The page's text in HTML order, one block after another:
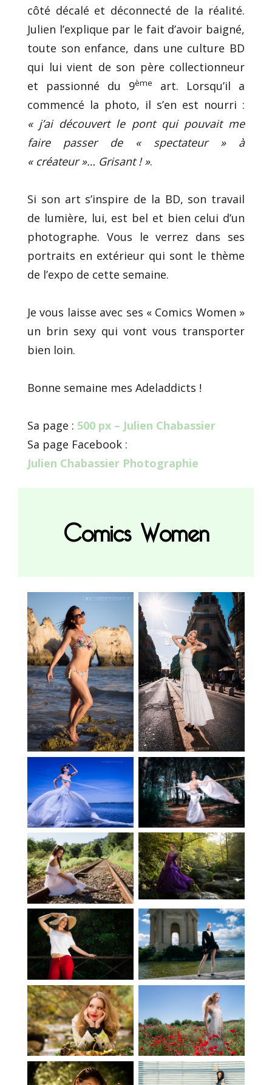
côté décalé et déconnecté de la réalité.
Julien l’explique par le fait d’avoir baigné,
toute son enfance, dans une culture BD
qui lui vient de son père collectionneur
et passionné du 9ème
art. Lorsqu’il a
commencé la photo, il s’en est nourri :
« j’ai découvert le pont qui pouvait me
faire passer de « spectateur » à
« créateur »… Grisant ! ».
Si son art s’inspire de la BD, son travail
de lumière, lui, est bel et bien celui d’un
photographe. Vous le verrez dans ses
portraits en extérieur qui sont le thème
de l’expo de cette semaine.
Je vous laisse avec ses « Comics Women »
un brin sexy qui vont vous transporter
bien loin.
Bonne semaine mes Adeladdicts !
Sa page : 500 px – Julien Chabassier
Sa page Facebook :
Julien Chabassier Photographie
Comics Women